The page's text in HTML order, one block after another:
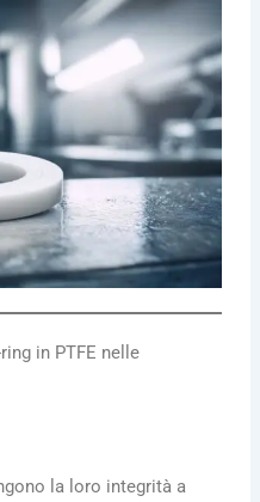
in PTFE nelle
la loro integrità a